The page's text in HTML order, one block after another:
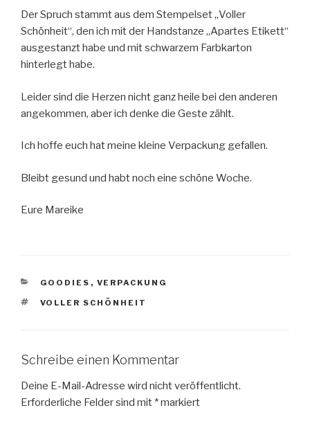
Der Spruch stammt aus dem Stempelset „Voller
Schönheit“, den ich mit der Handstanze „Apartes Etikett“
ausgestanzt habe und mit schwarzem Farbkarton
hinterlegt habe.
Leider sind die Herzen nicht ganz heile bei den anderen
angekommen, aber ich denke die Geste zählt.
Ich hoffe euch hat meine kleine Verpackung gefallen.
Bleibt gesund und habt noch eine schöne Woche.
Eure Mareike
KATEGORIEN
GOODIES , VERPACKUNG
SCHLAGWÖRTER
VOLLER SCHÖNHEIT
Schreibe einen Kommentar
Deine E-Mail-Adresse wird nicht veröffentlicht.
Erforderliche Felder sind mit *markiert